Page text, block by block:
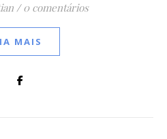
/ 0 comentários
MAIS